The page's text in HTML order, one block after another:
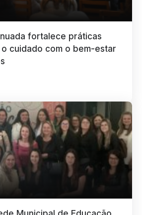
fortalece práticas
cuidado com o bem-estar